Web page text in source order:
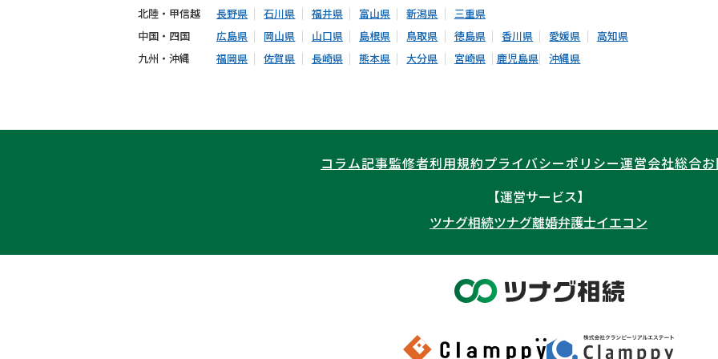
北陸・甲信越 長野県 石川県 福井県 富山県 新潟県
三重県
中国・四国
広島県 岡山県 山口県 島根県 鳥取県 徳島県 香川県 愛媛県
高知県
九州・沖縄
福岡県 佐賀県 長崎県 熊本県 大分県 宮崎県 鹿児島県 沖縄県
コラム記事監修者利用規約プライバシーポリシー運営会社総合
【運営サービス】
ツナグ相続ツナグ離婚弁護士イエコン